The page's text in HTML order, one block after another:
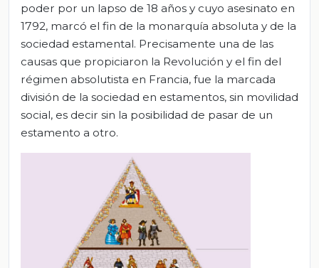
poder por un lapso de 18 años y cuyo asesinato en
1792, marcó el fin de la monarquía absoluta y de la
sociedad estamental. Precisamente una de las
causas que propiciaron la Revolución y el fin del
régimen absolutista en Francia, fue la marcada
división de la sociedad en estamentos, sin movilidad
social, es decir sin la posibilidad de pasar de un
estamento a otro.